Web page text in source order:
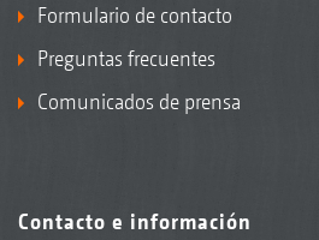
Formulario de contacto
Preguntas frecuentes
Comunicados de prensa
Contacto e información